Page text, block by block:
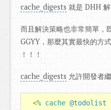
cache_digests 就是 DHH 解
而且解決策略也非常簡單，
GGYY，那麼其實最快的方
！！！
cache_digests 允許開發者
<% cache @todolist